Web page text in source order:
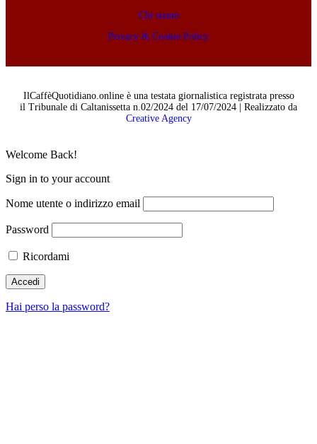
Chi siamo
Privacy & Cookie Policy
IlCaffèQuotidiano.online è una testata giornalistica registrata presso
il Tribunale di Caltanissetta n.02/2024 del 17/07/2024 | Realizzato da
Creative Agency
Welcome Back!
Sign in to your account
Nome utente o indirizzo email
Password
Ricordami
Hai perso la password?